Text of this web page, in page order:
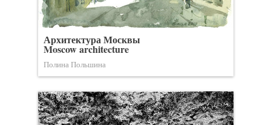
Архитектура Москвы
Moscow architecture
Полина Польшина